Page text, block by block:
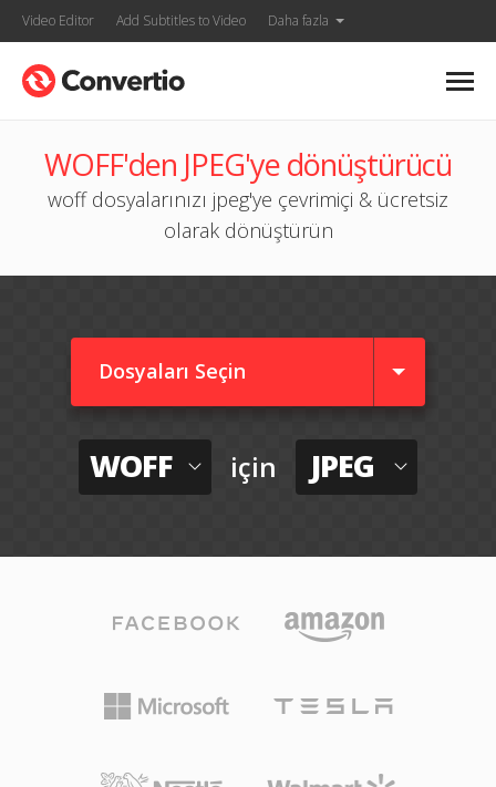
Video Editor Add Subtitles to Video Daha fazla
WOFF'den JPEG'ye dönüştürücü
woff dosyalarınızı jpeg'ye çevrimiçi & ücretsiz
olarak dönüştürün
Dosyaları Seçin
WOFF için JPEG